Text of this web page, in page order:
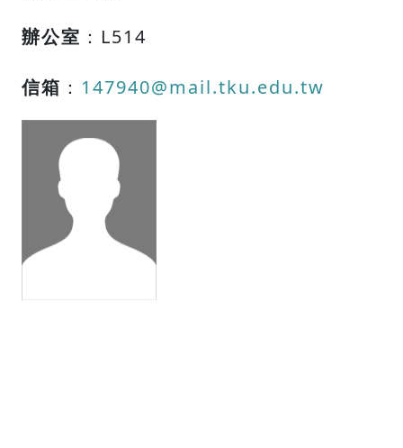
辦公室 ：L514
信箱 ： 147940@mail.tku.edu.tw